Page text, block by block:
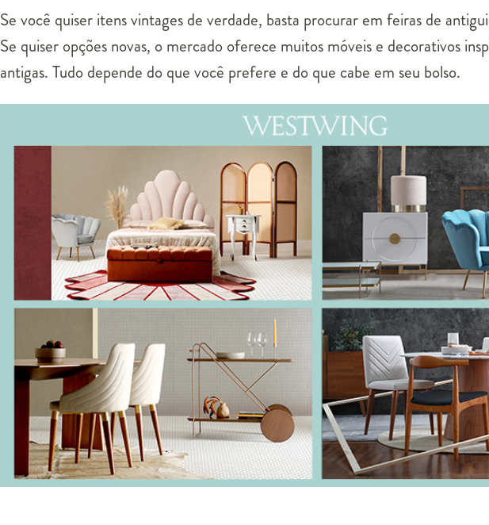
Se você quiser itens vintages de verdade, basta procurar em feiras de
Se quiser opções novas, o mercado oferece muitos móveis e decorativos
antigas. Tudo depende do que você prefere e do que cabe em seu bolso.